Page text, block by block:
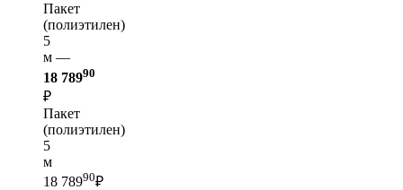
Пакет
(полиэтилен)
5
м —
18 78990
₽
Пакет
(полиэтилен)
5
м
18 78990₽